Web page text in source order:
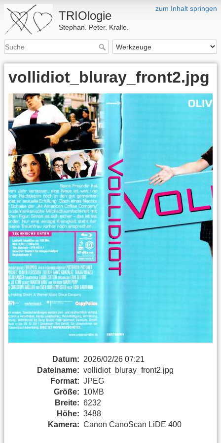
zum Inhalt springen
TRIOlogie
Stephan. Peter. Kralle.
vollidiot_bluray_front2.jpg
Datum: 2026/02/26 07:21
Dateiname: vollidiot_bluray_front2.jpg
Format: JPEG
Größe: 10MB
Breite: 6232
Höhe: 3488
Kamera: Canon CanoScan LiDE 400